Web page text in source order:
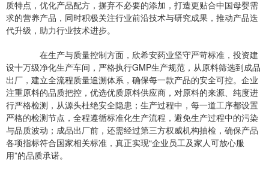
质特点，优化产品配方，摒弃不必要的添加，打造更贴合中国母婴需
求的营养产品，同时积极关注行业前沿技术与研究成果，推动产品迭
代升级，助力行业技术进步。
在生产与质量控制方面，欣希安药业坚守严苛标准，投资建
设十万级净化生产车间，严格执行GMP生产规范，从原料筛选到成品
出厂，建立全流程质量追溯体系，确保每一款产品的安全可控。企业
注重原料的品质把控，优选优质原料供应商，对原料的来源、纯度进
行严格检测，从源头杜绝安全隐患；生产过程中，每一道工序都设置
严格的检测节点，全程遵循标准化生产流程，避免生产过程中的污染
与品质波动；成品出厂前，还需经过第三方权威机构抽检，确保产品
各项指标符合国家相关标准，真正实现“企业员工及家人可放心服
用”的品质承诺。